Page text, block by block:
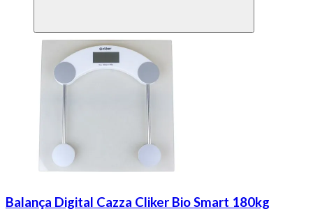
Balança Digital Cazza Cliker Bio Smart 180kg